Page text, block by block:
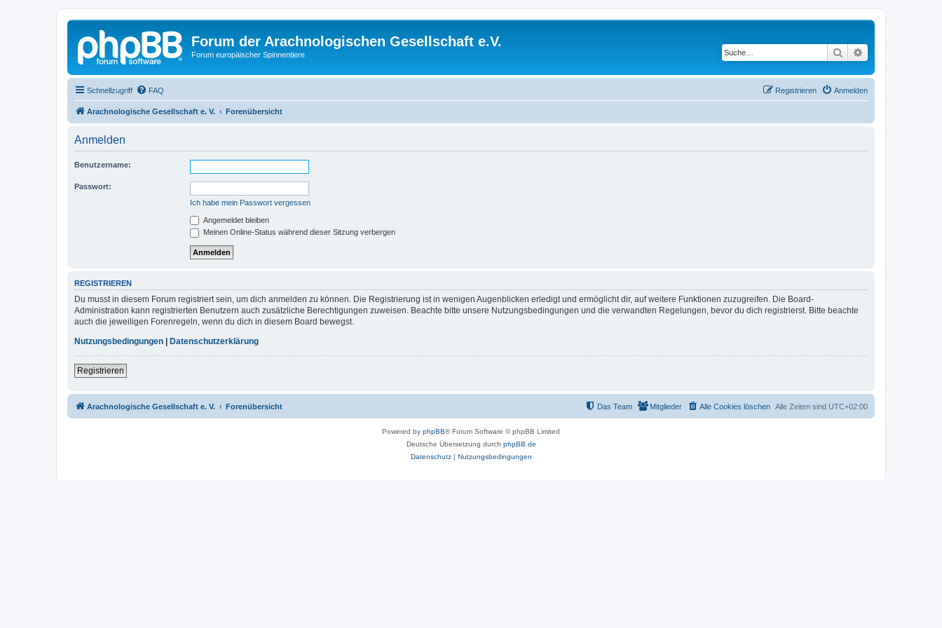
Forum der Arachnologischen Gesellschaft e.V.
Forum europäischer Spinnentiere Suche
Schnellzugriff FAQ Anmelden
Registrieren
Arachnologische Gesellschaft e. V. Forenübersicht
Anmelden
Benutzername:
Passwort:
Ich habe mein Passwort vergessen
Angemeldet bleiben
Meinen Online-Status während dieser Sitzung verbergen
REGISTRIEREN
Du musst in diesem Forum registriert sein, um dich anmelden zu können. Die Registrierung ist in wenigen Augenblicken erledigt und ermöglicht dir, auf weitere Funktionen zuzugreifen. Die Board-
Administration kann registrierten Benutzern auch zusätzliche Berechtigungen zuweisen. Beachte bitte unsere Nutzungsbedingungen und die verwandten Regelungen, bevor du dich registrierst. Bitte beachte
auch die jeweiligen Forenregeln, wenn du dich in diesem Board bewegst.
Nutzungsbedingungen
Datenschutzerklärung
Registrieren
Arachnologische Gesellschaft e. V. Forenübersicht Alle Zeiten sind UTC+02:00
Alle Cookies löschen
Mitglieder
Das Team
Powered by phpBB® Forum Software © phpBB Limited
Deutsche Übersetzung durch phpBB.de
Datenschutz| Nutzungsbedingungen